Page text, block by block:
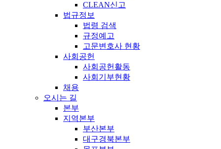
CLEAN신고
법규정보
법령 검색
규정예고
고문변호사 현황
사회공헌
사회공헌활동
사회기부현황
채용
오시는 길
본부
지역본부
부산본부
대구경북본부